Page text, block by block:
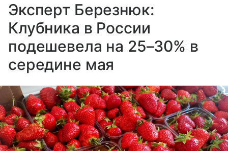
Эксперт Березнюк:
Клубника в России
подешевела на 25–30% в
середине мая